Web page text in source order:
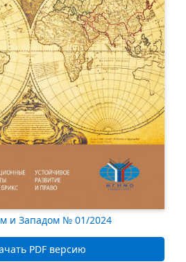
и Западом № 01/2024
PDF версию